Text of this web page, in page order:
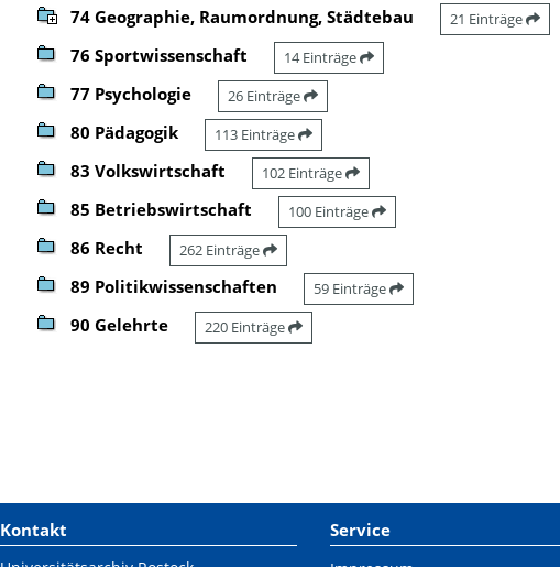
74 Geographie, Raumordnung, Städtebau 21 Einträge
76 Sportwissenschaft 14 Einträge
77 Psychologie 26 Einträge
80 Pädagogik 113 Einträge
83 Volkswirtschaft 102 Einträge
85 Betriebswirtschaft 100 Einträge
86 Recht 262 Einträge
89 Politikwissenschaften 59 Einträge
90 Gelehrte 220 Einträge
Kontakt Service